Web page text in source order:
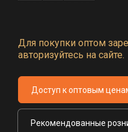
Для покупки оптом
авторизуйтесь на сайте.
Доступ к оптовым
Рекомендованные